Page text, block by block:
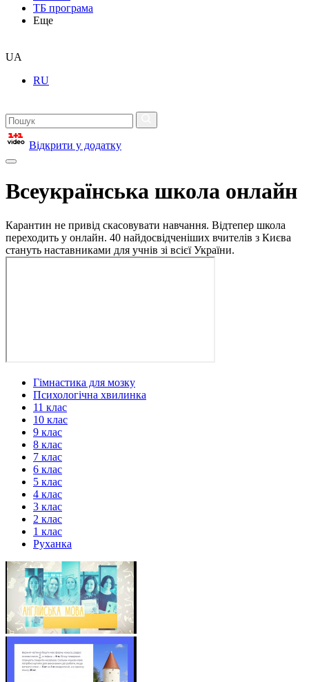
ТБ програма
Еще
UA
RU
Відкрити у додатку
Всеукраїнська школа онлайн
Карантин не привід скасовувати навчання. Відтепер школа
переходить у онлайн. 40 найдосвідченіших вчителів з Києва
стануть наставниками для учнів зі всієї України.
Гімнастика для мозку
Психологічна хвилинка
11 клас
10 клас
9 клас
8 клас
7 клас
6 клас
5 клас
4 клас
3 клас
2 клас
1 клас
Руханка